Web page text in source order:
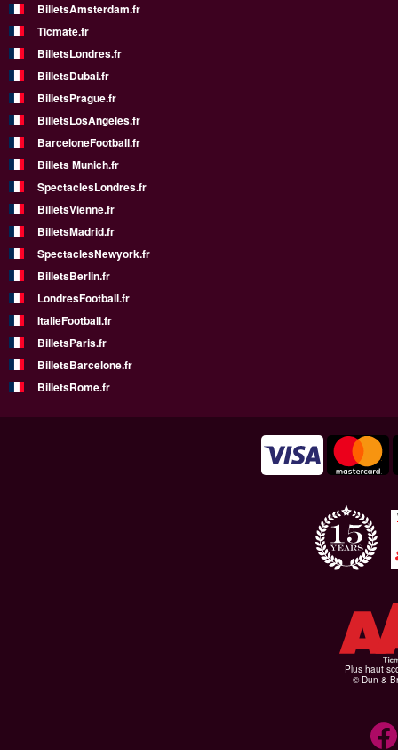
BilletsAmsterdam.fr
Ticmate.fr
BilletsLondres.fr
BilletsDubai.fr
BilletsPrague.fr
BilletsLosAngeles.fr
BarceloneFootball.fr
Billets Munich.fr
SpectaclesLondres.fr
BilletsVienne.fr
BilletsMadrid.fr
SpectaclesNewyork.fr
BilletsBerlin.fr
LondresFootball.fr
ItalieFootball.fr
BilletsParis.fr
BilletsBarcelone.fr
BilletsRome.fr
Plus haut
© Dun &